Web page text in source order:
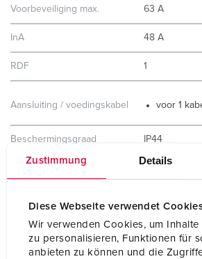
Zustimmung Details
Diese Webseite verwendet
Wir verwenden Cookies, um
zu personalisieren, Funktionen für
anbieten zu können und die
Voorbeveiliging max. 63 A
InA 48 A
RDF 1
Aansluiting / voedingskabel voor 1
Beschermingsgraad IP44
Behuizing materiaal
Hoogte 260 mm
Breedte 225 mm